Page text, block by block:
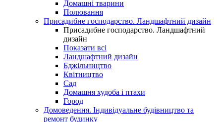
Домашні тварини
Полювання
Присадибне господарство. Ландшафтний дизайн
Присадибне господарство. Ландшафтний
дизайн
Показати всі
Ландшафтний дизайн
Бджільництво
Квітництво
Сад
Домашня худоба і птахи
Город
Домоведення. Індивідуальне будівництво та
ремонт будинку